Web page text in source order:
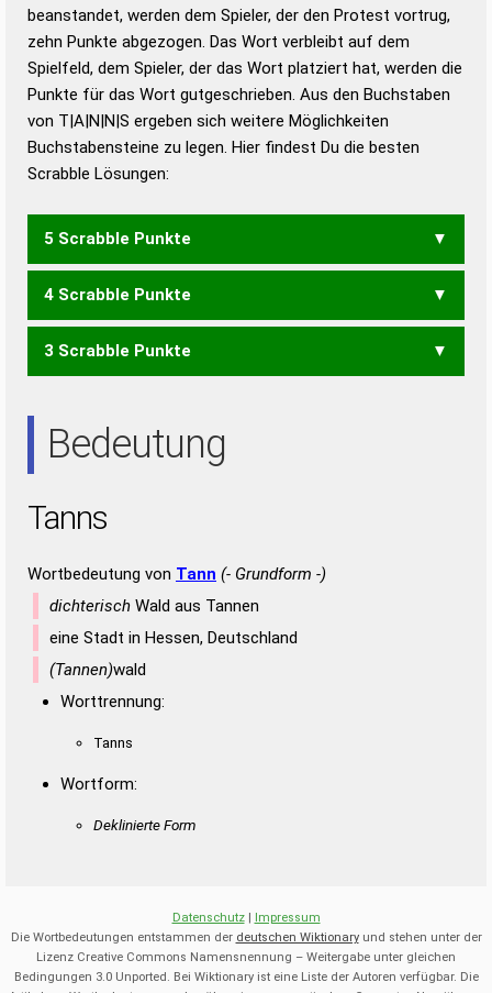
Duden – Standardwerk in 12 Bänden
Duden – Richtiges und gutes
Deutsch
Duden – Die deutsche Grammatik
Duden – Deutsches
beanstandet, werden dem Spieler, der den Protest vortrug,
zehn Punkte abgezogen. Das Wort verbleibt auf dem
Spielfeld, dem Spieler, der das Wort platziert hat, werden die
Punkte für das Wort gutgeschrieben. Aus den Buchstaben
von T|A|N|N|S ergeben sich weitere Möglichkeiten
Buchstabensteine zu legen. Hier findest Du die besten
Scrabble Lösungen:
5 Scrabble Punkte
SANNT
4 Scrabble Punkte
SANN
3 Scrabble Punkte
Bedeutung
Tanns
Wortbedeutung von Tann (- Grundform -)
dichterisch Wald aus Tannen
eine Stadt in Hessen, Deutschland
(Tannen)wald
Worttrennung:
Tanns
Wortform:
Deklinierte Form
Datenschutz| Impressum
Die Wortbedeutungen entstammen der deutschen Wiktionaryund stehen unter der
Lizenz Creative Commons Namensnennung – Weitergabe unter gleichen
Bedingungen 3.0 Unported. Bei Wiktionary ist eine Liste der Autoren verfügbar. Die